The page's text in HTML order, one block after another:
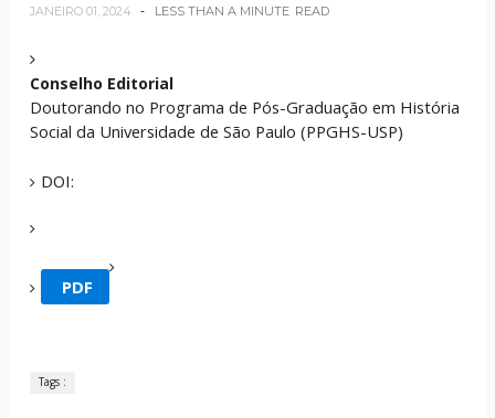
JANEIRO 01, 2024 LESS THAN A MINUTE READ
Conselho Editorial
Doutorando no Programa de Pós-Graduação em História
Social da Universidade de São Paulo (PPGHS-USP)
DOI:
PDF
Tags :